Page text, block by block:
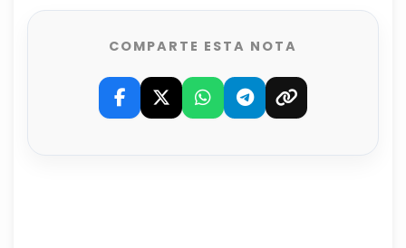
COMPARTE ESTA NOTA